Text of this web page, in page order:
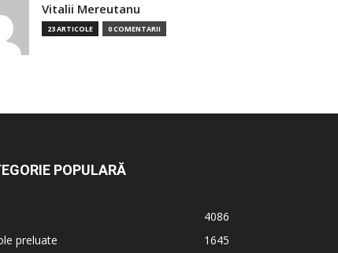
Vitalii Mereutanu
23 ARTICOLE 0 COMENTARII
POPULARĂ
4086
preluate
1645